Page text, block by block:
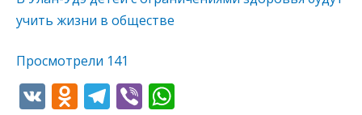
учить жизни в обществе
Просмотрели 141
V O T Vi